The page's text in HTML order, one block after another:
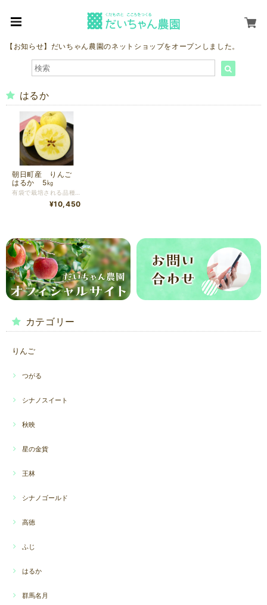
【お知らせ】だいちゃん農園のネットショップをオープンしました。
はるか
朝日町産 りんご
はるか 5㎏
¥10,450
カテゴリー
りんご
つがる
シナノスイート
秋映
星の金貨
王林
シナノゴールド
高徳
ふじ
はるか
群馬名月